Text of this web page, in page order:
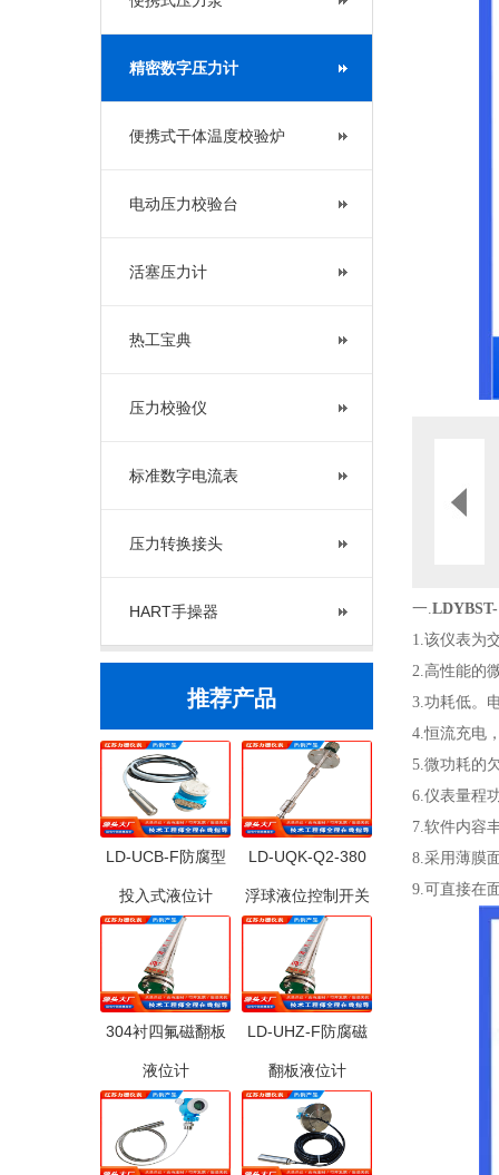
精密数字压力计
便携式干体温度校验炉
电动压力校验台
活塞压力计
热工宝典
压力校验仪
标准数字电流表
压力转换接头
HART手操器
推荐产品
LD-UCB-F防腐型
投入式液位计
LD-UQK-Q2-380
浮球液位控制开关
304衬四氟磁翻板
液位计
LD-UHZ-F防腐磁
翻板液位计
一.
1.该仪表为
2.高性能的
3.功耗低。
4.恒流充电
5.微功耗的
6.仪表量程
7.软件内容
8.采用薄膜
9.可直接在